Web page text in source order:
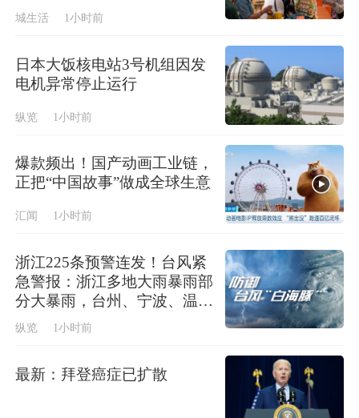
城生活 1小时前
日本大饭核电站3号机组因发
电机异常停止运行
纵览 1小时前
爆款频出！国产动画工业链，
正把“中国故事”做成全球生意
汇闻 1小时前
浙江225条预警连发！台风紧
急警报：浙江多地大雨暴雨部
分大暴雨，台州、宁波、温
州、丽水、金华、绍兴等地局
部特大暴雨
纵览 1小时前
最新：拜登癌症已扩散